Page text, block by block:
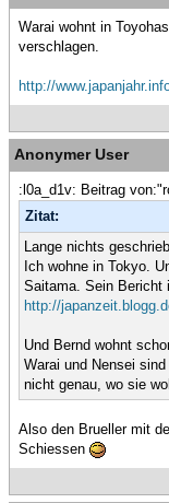
Warai wohnt in
verschlagen.
http://
Anonymer User
:l0a_d1v: Beitrag
Zitat:
Lange nichts
Ich wohne in Tokyo.
Saitama. Sein Bericht
http://
Und Bernd wohnt
Warai und Nensei
nicht genau, wo sie
Also den Brueller mit
Schiessen